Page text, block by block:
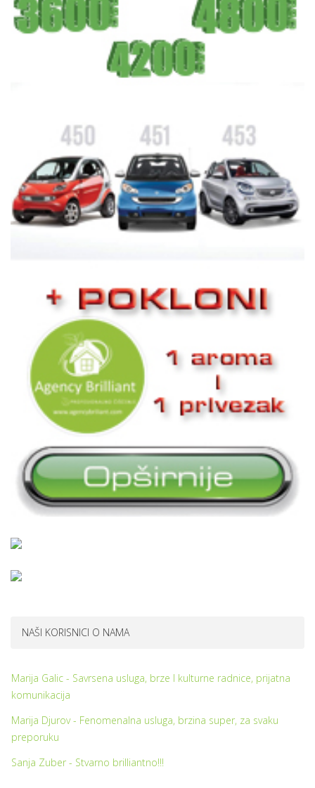
NAŠI KORISNICI O NAMA
Marija Galic - Savrsena usluga, brze I kulturne radnice, prijatna
komunikacija
Marija Djurov - Fenomenalna usluga, brzina super, za svaku
preporuku
Sanja Zuber - Stvarno brilliantno!!!